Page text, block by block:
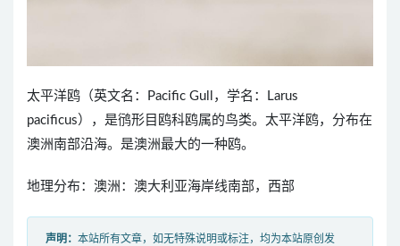
太平洋鸥（英文名：Pacific Gull，学名：Larus
pacificus），是鸻形目鸥科鸥属的鸟类。太平洋鸥，分布在
澳洲南部沿海。是澳洲最大的一种鸥。
地理分布：澳洲：澳大利亚海岸线南部，西部
声明： 本站所有文章，如无特殊说明或标注，均为本站原创发